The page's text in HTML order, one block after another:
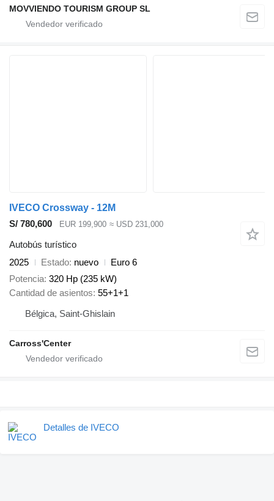
MOVVIENDO TOURISM GROUP SL
IVECO Crossway - 12M
S/ 780,600
EUR 199,900 ≈ USD 231,000
Autobús turístico
2025
Estado nuevo
Euro 6
Potencia 320 Hp (235 kW)
Cantidad de asientos 55+1+1
Bélgica, Saint-Ghislain
Carross'Center
Detalles de IVECO